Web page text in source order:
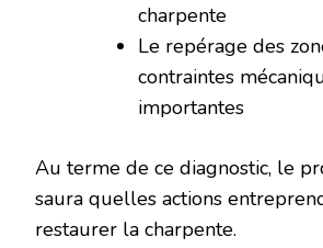
charpente
Le repérage des
contraintes
importantes
Au terme de ce diagnostic, le
saura quelles actions
restaurer la charpente.